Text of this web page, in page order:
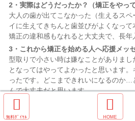
2・実際はどうだったか？（矯正をやっ
大人の歯が出てこなかった（生えるス
イに生えてきちんと歯並びがよくなって
矯正の違和感もなれると大丈夫で、長年
3・これから矯正を始める人へ応援メッ
型取りで小さい時は嫌なことがありま
となってはやってよかったと思います
ったです。どこまできれいになるのか…
んで大丈夫だと思います。
電 ホ